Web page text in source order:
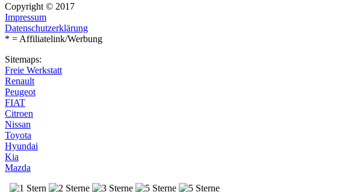
Copyright © 2017
Impressum
Datenschutzerklärung
* = Affiliatelink/Werbung
Sitemaps:
Freie Werkstatt
Renault
Peugeot
FIAT
Citroen
Nissan
Toyota
Hyundai
Kia
Mazda